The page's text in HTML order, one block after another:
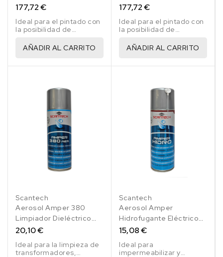
177,72 €
Ideal para el pintado con
la posibilidad de
AÑADIR AL CARRITO
177,72 €
Ideal para el pintado con
la posibilidad de
AÑADIR AL CARRITO
Scantech
Aerosol Amper 380
Limpiador Dieléctrico
500 Ml
20,10 €
Ideal para la limpieza de
transformadores,
Scantech
Aerosol Amper
Hidrofugante Eléctrico
500 Ml
15,08 €
Ideal para
impermeabilizar y